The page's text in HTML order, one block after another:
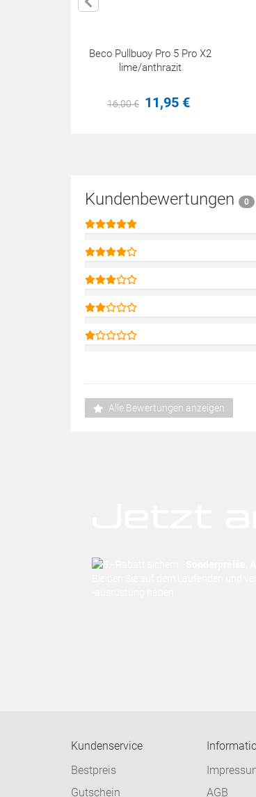
Beco Pullbuoy Pro 5 Pro X2
lime/anthrazit
16,00€ 11,95 €
Kundenbewertungen
0
Alle Bewertungen anzeigen
Kundenservice
Bestpreis
Gutschein
AGB